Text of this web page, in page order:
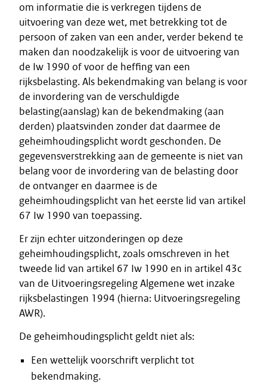
om informatie die is verkregen tijdens de
uitvoering van deze wet, met betrekking tot de
persoon of zaken van een ander, verder bekend te
maken dan noodzakelijk is voor de uitvoering van
de Iw 1990 of voor de heffing van een
rijksbelasting. Als bekendmaking van belang is voor
de invordering van de verschuldigde
belasting(aanslag) kan de bekendmaking (aan
derden) plaatsvinden zonder dat daarmee de
geheimhoudingsplicht wordt geschonden. De
gegevensverstrekking aan de gemeente is niet van
belang voor de invordering van de belasting door
de ontvanger en daarmee is de
geheimhoudingsplicht van het eerste lid van artikel
67 Iw 1990 van toepassing.
Er zijn echter uitzonderingen op deze
geheimhoudingsplicht, zoals omschreven in het
tweede lid van artikel 67 Iw 1990 en in artikel 43c
van de Uitvoeringsregeling Algemene wet inzake
rijksbelastingen 1994 (hierna: Uitvoeringsregeling
AWR).
De geheimhoudingsplicht geldt niet als:
Een wettelijk voorschrift verplicht tot
bekendmaking.